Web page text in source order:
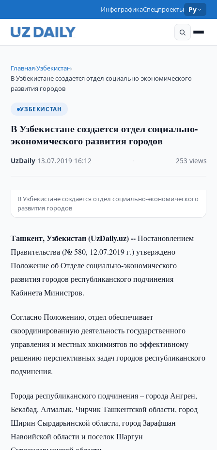
ИнфографикаСпецпроекты Ру
Главная›Узбекистан›
В Узбекистане создается отдел социально-экономического
развития городов
УЗБЕКИСТАН
В Узбекистане создается отдел социально-
экономического развития городов
UzDaily 13.07.2019 16:12 253 views
В Узбекистане создается отдел социально-экономического
развития городов
Ташкент, Узбекистан (UzDaily.uz) --Постановлением
Правительства (№ 580, 12.07.2019 г.) утверждено
Положение об Отделе социально-экономического
развития городов республиканского подчинения
Кабинета Министров.
Согласно Положению, отдел обеспечивает
скоординированную деятельность государственного
управления и местных хокимиятов по эффективному
решению перспективных задач городов республиканского
подчинения.
Города республиканского подчинения – города Ангрен,
Бекабад, Алмалык, Чирчик Ташкентской области, город
Ширин Сырдарьинской области, город Зарафшан
Навоийской области и поселок Шаргун